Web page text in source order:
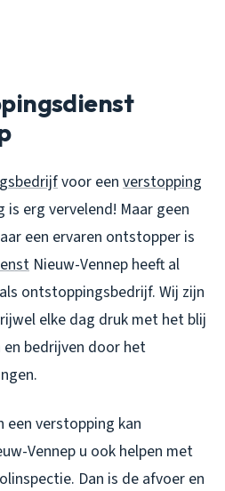
voor een verstopping
is erg vervelend! Maar geen
een ervaren ontstopper is
Nieuw-Vennep heeft al
ontstoppingsbedrijf. Wij zijn
elke dag druk met het blij
bedrijven door het
een verstopping kan
Vennep u ook helpen met
Dan is de afvoer en